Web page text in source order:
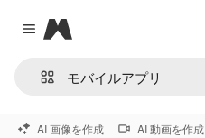
Close menu
Magnific
AI 画像を作成 AI 動画を作成